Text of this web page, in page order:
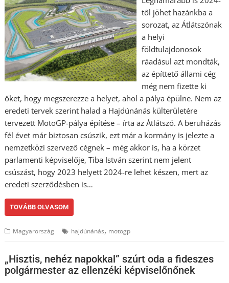
től jöhet hazánkba a
sorozat, az Átlátszónak
a helyi
földtulajdonosok
ráadásul azt mondták,
az építtető állami cég
még nem fizette ki
őket, hogy megszerezze a helyet, ahol a pálya épülne. Nem az
eredeti tervek szerint halad a Hajdúnánás külterületére
tervezett MotoGP-pálya építése – írta az Átlátszó. A beruházás
fél évet már biztosan csúszik, ezt már a kormány is jelezte a
nemzetközi szervező cégnek – még akkor is, ha a körzet
parlamenti képviselője, Tiba István szerint nem jelent
csúszást, hogy 2023 helyett 2024-re lehet készen, mert az
eredeti szerződésben is…
TOVÁBB OLVASOM
Magyarország hajdúnánás, motogp
„Hisztis, nehéz napokkal” szúrt oda a fideszes
polgármester az ellenzéki képviselőnőnek